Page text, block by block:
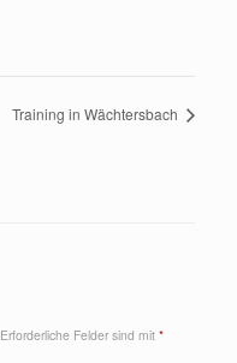
Training in Wächtersbach
Erforderliche Felder sind mit *